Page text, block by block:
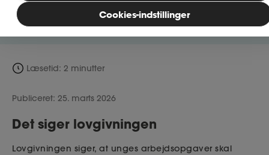
Ase Selvstændig
Dokumenter.dk
kort eller lang sigt kan være skadelige for
deres udvikling.
Læsetid: 2 minutter
Publiceret: 25. marts 2026
Det siger lovgivningen
Lovgivningen siger, at unges arbejdsopgaver skal
Cookies-indstillinger